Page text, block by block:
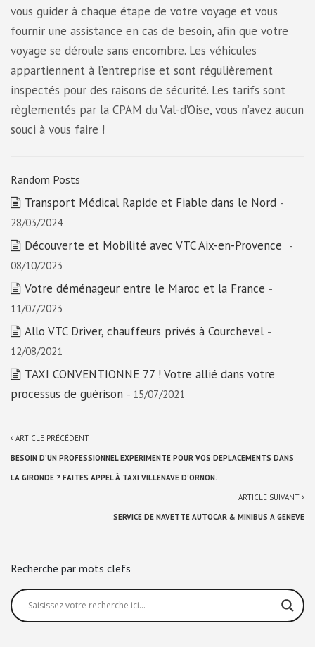
vous guider à chaque étape de votre voyage et vous
fournir une assistance en cas de besoin, afin que votre
voyage se déroule sans encombre. Les véhicules
appartiennent à l’entreprise et sont régulièrement
inspectés pour des raisons de sécurité. Les tarifs sont
règlementés par la CPAM du Val-d’Oise, vous n’avez aucun
souci à vous faire !
Random Posts
Transport Médical Rapide et Fiable dans le Nord -
28/03/2024
Découverte et Mobilité avec VTC Aix-en-Provence -
08/10/2023
Votre déménageur entre le Maroc et la France -
11/07/2023
Allo VTC Driver, chauffeurs privés à Courchevel -
12/08/2021
TAXI CONVENTIONNE 77 ! Votre allié dans votre
processus de guérison - 15/07/2021
ARTICLE PRÉCÉDENT
BESOIN D’UN PROFESSIONNEL EXPÉRIMENTÉ POUR VOS DÉPLACEMENTS DANS
LA GIRONDE ? FAITES APPEL À TAXI VILLENAVE D’ORNON.
ARTICLE SUIVANT
SERVICE DE NAVETTE AUTOCAR & MINIBUS À GENÈVE
Recherche par mots clefs